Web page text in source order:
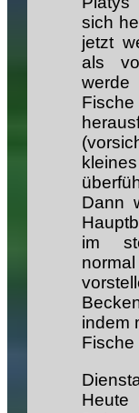
sich
jetzt
als
Dann
im
indem
Fische
Heute